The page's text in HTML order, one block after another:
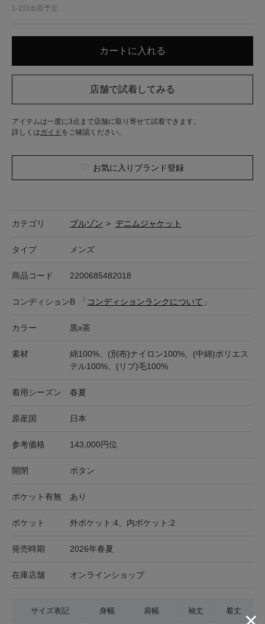
1-2日出荷予定
アイテムは一度に3点まで店舗に取り寄せて試着できます。
詳しくはガイド をご確認ください。
お気に入りブランド登録
カテゴリ ブルゾン > デニムジャケット
タイプ メンズ
商品コード 2200685482018
コンディションB 「 コンディションランクについて 」
カラー 黒x茶
素材
綿100%、(別布)ナイロン100%、(中綿)ポリエス
テル100%、(リブ)毛100%
着用シーズン 春夏
原産国 日本
参考価格 143,000円位
開閉 ボタン
ポケット有無 あり
ポケット 外ポケット:4、内ポケット:2
発売時期 2026年春夏
在庫店舗 オンラインショップ
サイズ表記 身幅 肩幅 袖丈 着丈